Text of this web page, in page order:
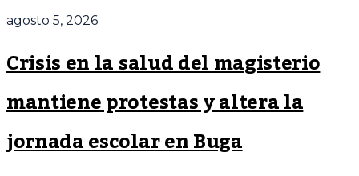
agosto 5, 2026
Crisis en la salud del magisterio
mantiene protestas y altera la
jornada escolar en Buga